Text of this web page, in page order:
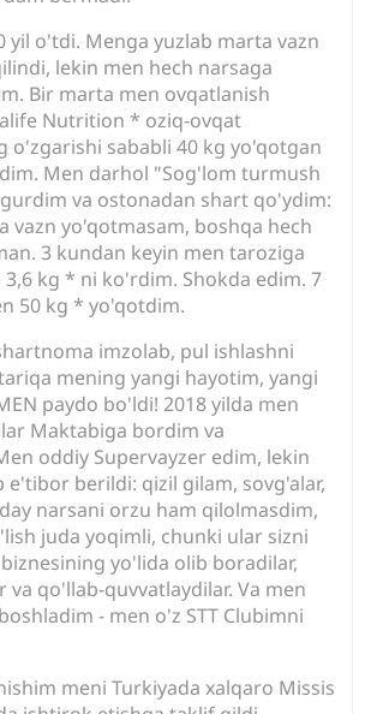
yil o'tdi. Menga yuzlab marta vazn
lekin men hech narsaga
Bir marta men ovqatlanish
Nutrition * oziq-ovqat
o'zgarishi sababli 40 kg yo'qotgan
Men darhol "Sog'lom turmush
va ostonadan shart qo'ydim:
vazn yo'qotmasam, boshqa hech
3 kundan keyin men taroziga
kg * ni ko'rdim. Shokda edim. 7
50 kg * yo'qotdim.
imzolab, pul ishlashni
mening yangi hayotim, yangi
paydo bo'ldi! 2018 yilda men
Maktabiga bordim va
oddiy Supervayzer edim, lekin
e'tibor berildi: qizil gilam, sovg'alar,
narsani orzu ham qilolmasdim,
juda yoqimli, chunki ular sizni
yo'lida olib boradilar,
qo'llab-quvvatlaydilar. Va men
- men o'z STT Clubimni
meni Turkiyada xalqaro Missis